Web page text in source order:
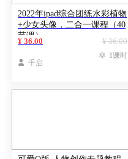
2022年ipad综合团练水彩植物
+少女头像，二合一课程（40
节课）
¥ 36.00
¥ 36.00
 千启
 1课时